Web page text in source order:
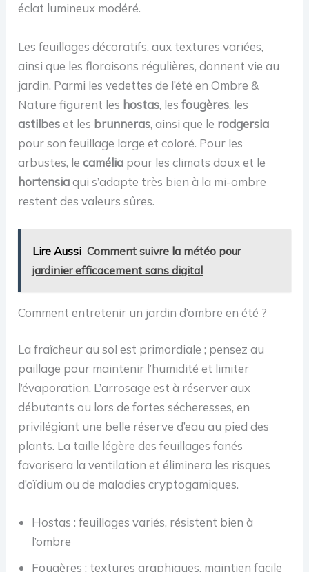
éclat lumineux modéré.
Les feuillages décoratifs, aux textures variées,
ainsi que les floraisons régulières, donnent vie au
jardin. Parmi les vedettes de l’été en Ombre &
Nature figurent les hostas, lesfougères, les
astilbeset les brunneras, ainsi que le rodgersia
pour son feuillage large et coloré. Pour les
arbustes, lecamélia pour les climats doux et le
hortensiaqui s’adapte très bien à la mi-ombre
restent des valeurs sûres.
Lire Aussi Comment suivre la météo pour
jardinier efficacement sans digital
Comment entretenir un jardin d’ombre en été ?
La fraîcheur au sol est primordiale ; pensez au
paillage pour maintenir l’humidité et limiter
l’évaporation. L’arrosage est à réserver aux
débutants ou lors de fortes sécheresses, en
privilégiant une belle réserve d’eau au pied des
plants. La taille légère des feuillages fanés
favorisera la ventilation et éliminera les risques
d’oïdium ou de maladies cryptogamiques.
Hostas : feuillages variés, résistent bien à
l’ombre
Fougères : textures graphiques, maintien facile